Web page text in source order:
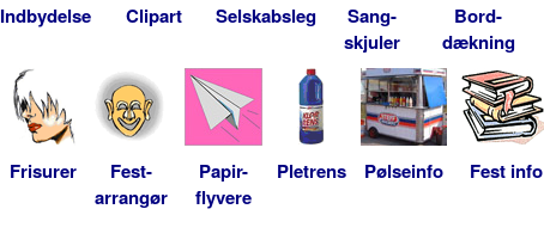
Indbydelse Clipart Selskabsleg
Sang-
skjuler
Bord-
dækning
Frisurer
Fest-
arrangør
Papir-
flyvere
Pletrens Pølseinfo Fest info